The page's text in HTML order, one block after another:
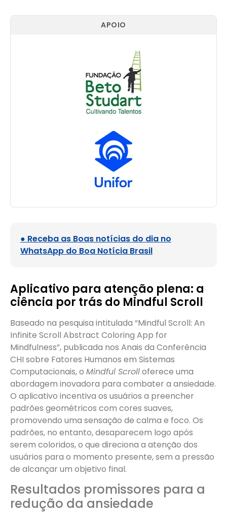
APOIO
● Receba as Boas notícias do dia no
WhatsApp do Boa Notícia Brasil
Aplicativo para atenção plena: a
ciência por trás do Mindful Scroll
Baseado na pesquisa intitulada “Mindful Scroll: An
Infinite Scroll Abstract Coloring App for
Mindfulness”, publicada nos Anais da Conferência
CHI sobre Fatores Humanos em Sistemas
Computacionais, o Mindful Scrolloferece uma
abordagem inovadora para combater a ansiedade.
O aplicativo incentiva os usuários a preencher
padrões geométricos com cores suaves,
promovendo uma sensação de calma e foco. Os
padrões, no entanto, desaparecem logo após
serem coloridos, o que direciona a atenção dos
usuários para o momento presente, sem a pressão
de alcançar um objetivo final.
Resultados promissores para a
redução da ansiedade